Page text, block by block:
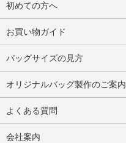
初めての方へ
お買い物ガイド
バッグサイズの見方
オリジナルバッグ製作のご案内
よくある質問
会社案内